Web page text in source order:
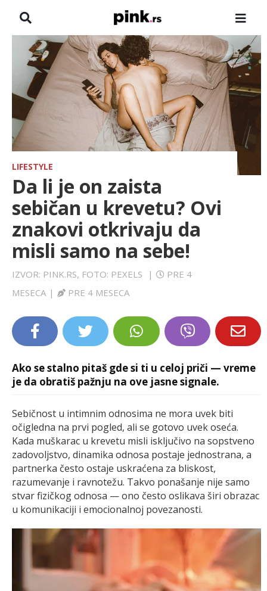
NASLOVNA
VESTI
ZADRUGA
SHOWBIZ
HRONIKA
PINKOVE ZVEZDE
ODEON
SPORT
LIFESTYLE
Da li je on zaista
sebičan u krevetu? Ovi
znakovi otkrivaju da
misli samo na sebe!
IZVOR: PINK.RS, FOTO: PEXELS |
PRE 4
MESECA | PRE 4 MESECA
Ako se stalno pitaš gde si ti u celoj priči — vreme
je da obratiš pažnju na ove jasne signale.
Sebičnost u intimnim odnosima ne mora uvek biti
očigledna na prvi pogled, ali se gotovo uvek oseća.
Kada muškarac u krevetu misli isključivo na sopstveno
zadovoljstvo, dinamika odnosa postaje jednostrana, a
partnerka često ostaje uskraćena za bliskost,
razumevanje i ravnotežu. Takvo ponašanje nije samo
stvar fizičkog odnosa — ono često oslikava širi obrazac
u komunikaciji i emocionalnoj povezanosti.